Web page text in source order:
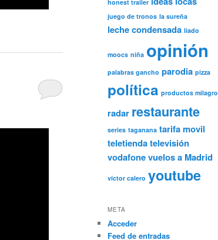
honest trailer
juego de tronos la sureña
leche condensada liado
moocs niña opinión
palabras gancho parodia pizza
política productos milagro
radar restaurante
series taganana tarifa movil
teletiendatelevisión
vodafonevuelos a Madrid
víctor calero youtube
META
Acceder
Feed de entradas